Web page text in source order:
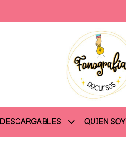
DESCARGABLES QUIEN SOY